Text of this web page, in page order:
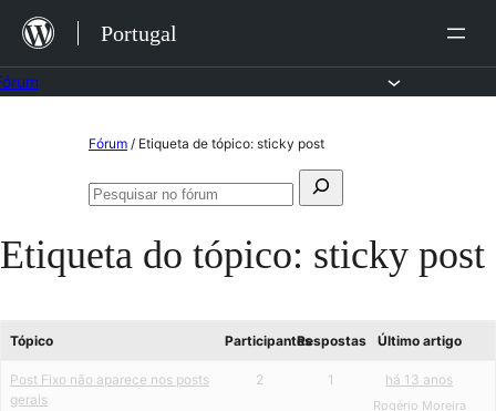
Saltar
para
o
Portugal
Fórum / Etiqueta de tópico: sticky post
Pesquisar
Pesquisar
fórum
Etiqueta do tópico: sticky post
Tópico ParticipantesRespostas Último artigo
Post Fixo não aparece nos posts
gerais
2 1 há 13 anos
Rogério Moreira